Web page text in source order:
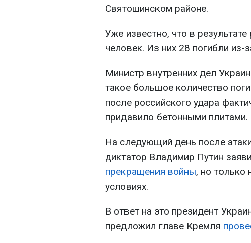
Святошинском районе.
Уже известно, что в результате
человек. Из них 28 погибли из-
Министр внутренних дел
такое большое количество
после российского удара
придавило бетонными плитами.
На следующий день после
диктатор Владимир Путин
прекращения войны, но только
условиях.
В ответ на это президент
предложил главе Кремля